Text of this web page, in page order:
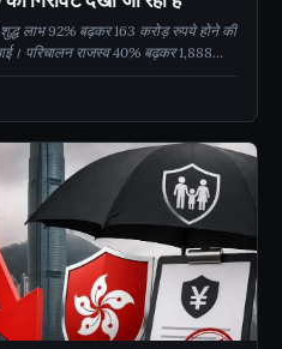
शुद्ध लाभ 92% बढ़कर 163 करोड़ रुपये होने की
परिचालन राजस्व 40% बढ़कर 1,888
बढ़कर 8,372 करोड़ रुपये हो गया...